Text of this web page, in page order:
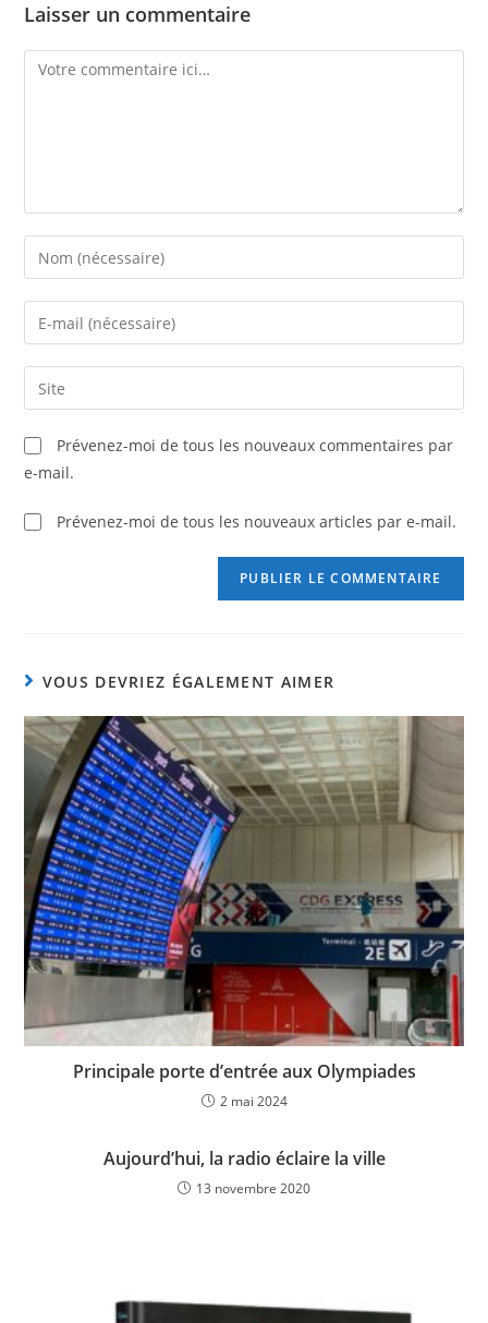
Laisser un commentaire
Prévenez-moi de tous les nouveaux commentaires par
e-mail.
Prévenez-moi de tous les nouveaux articles par e-mail.
VOUS DEVRIEZ ÉGALEMENT AIMER
Principale porte d’entrée aux Olympiades
2 mai 2024
Aujourd’hui, la radio éclaire la ville
13 novembre 2020